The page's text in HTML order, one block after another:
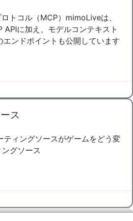
トコル（MCP）mimoLiveは、
APIに加え、モデルコンテキスト
ンドポイントも公開しています
ス
ィングソースがゲームをどう変
グソース